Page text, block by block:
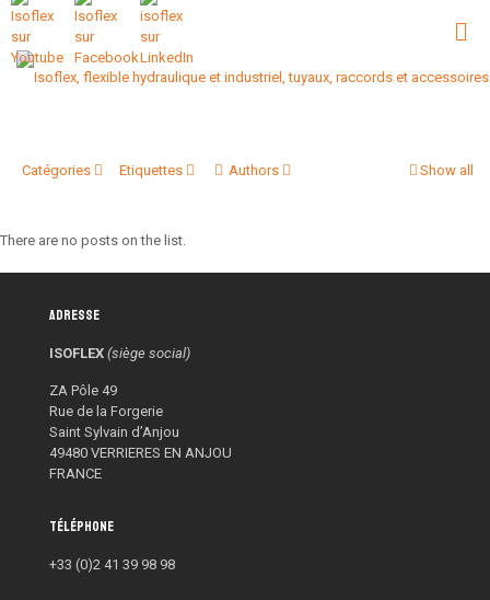
Catégories Etiquettes Authors Show all
There are no posts on the list.
Adresse
ISOFLEX (siège social)
ZA Pôle 49
Rue de la Forgerie
Saint Sylvain d’Anjou
49480 VERRIERES EN ANJOU
FRANCE
Téléphone
+33 (0)2 41 39 98 98